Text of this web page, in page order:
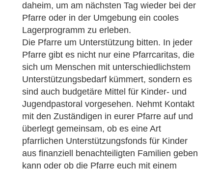
daheim, um am nächsten Tag wieder bei der
Pfarre oder in der Umgebung ein cooles
Lagerprogramm zu erleben.
Die Pfarre um Unterstützung bitten. In jeder
Pfarre gibt es nicht nur eine Pfarrcaritas, die
sich um Menschen mit unterschiedlichstem
Unterstützungsbedarf kümmert, sondern es
sind auch budgetäre Mittel für Kinder- und
Jugendpastoral vorgesehen. Nehmt Kontakt
mit den Zuständigen in eurer Pfarre auf und
überlegt gemeinsam, ob es eine Art
pfarrlichen Unterstützungsfonds für Kinder
aus finanziell benachteiligten Familien geben
kann oder ob die Pfarre euch mit einem